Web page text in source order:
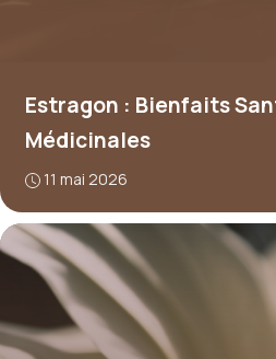
Estragon : Bienfaits
Médicinales
11 mai 2026